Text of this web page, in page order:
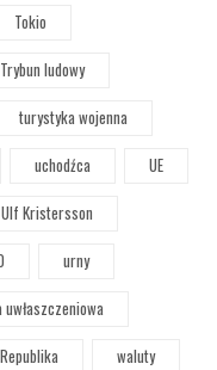
Tokio
Trybun ludowy
turystyka wojenna
uchodźca
UE
Ulf Kristersson
urny
waluty